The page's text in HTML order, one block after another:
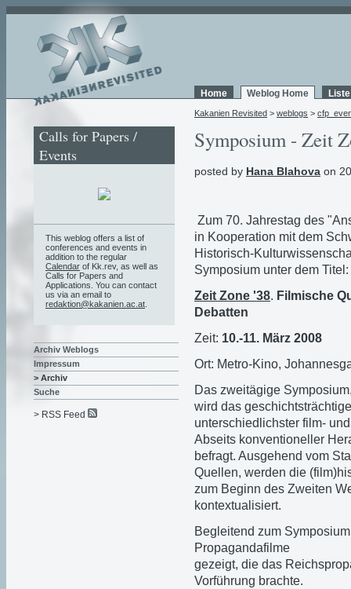
Home Weblog Home
Kakanien Revisited > weblogs >
Symposium - Zeit
posted by Hana Blahova on
Zum 70. Jahrestag des
in Kooperation mit dem
Historisch-
Symposium unter dem Titel:
Zeit Zone '38. Filmische
Debatten
Zeit: 10.-11. März 2008
Ort: Metro-Kino,
Das zweitägige
wird das
unterschiedlichster film-
Abseits konventioneller
befragt. Ausgehend vom
Quellen, werden die
zum Beginn des Zweiten
kontextualisiert.
Begleitend zum
Propagandafilme
gezeigt, die das
Vorführung brachte.
Calls for Papers /
Events
This weblog offers a list of
conferences and events in
addition to the regular
Calendar of Kk.rev, as well as
Calls for Papers and
Applications. You can contact
us via an email to
redaktion@kakanien.ac.at
Archiv Weblogs
Impressum
> Archiv
Suche
> RSS Feed